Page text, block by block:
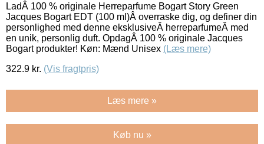
LadÂ 100 % originale Herreparfume Bogart Story Green
Jacques Bogart EDT (100 ml)Â overraske dig, og definer din
personlighed med denne eksklusiveÂ herreparfumeÂ med
en unik, personlig duft. OpdagÂ 100 % originale Jacques
Bogart produkter! Køn: Mænd Unisex (Læs mere)
322.9 kr. (Vis fragtpris)
Læs mere »
Køb nu »